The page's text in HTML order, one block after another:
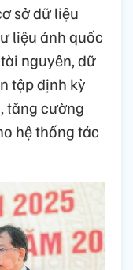
sở dữ liệu
liệu ảnh quốc
nguyên, dữ
tập định kỳ
tăng cường
hệ thống tác